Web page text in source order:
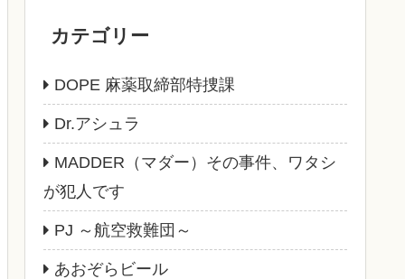
カテゴリー
DOPE 麻薬取締部特捜課
Dr.アシュラ
MADDER（マダー）その事件、ワタシ
が犯人です
PJ ～航空救難団～
あおぞらビール